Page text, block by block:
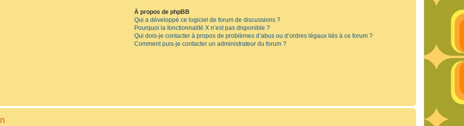
À propos de phpBB
Qui a développé ce logiciel de forum de discussions ?
Pourquoi la fonctionnalité X n’est pas disponible ?
Qui dois-je contacter à propos de problèmes d’abus ou d’ordres légaux liés à ce forum ?
Comment puis-je contacter un administrateur du forum ?